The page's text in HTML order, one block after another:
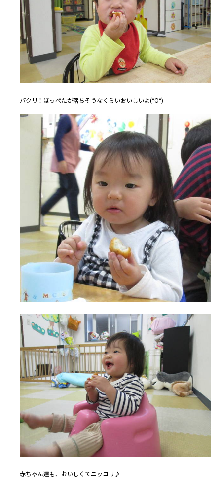
パクリ！ほっぺたが落ちそうなくらいおいしいよ(^O^)
赤ちゃん達も、おいしくてニッコリ♪